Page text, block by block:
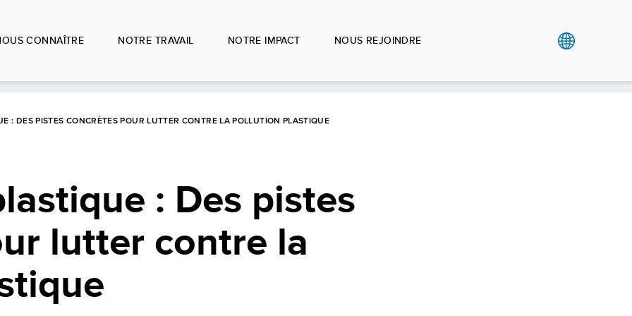
CONNAÎTRE NOTRE TRAVAIL NOTRE IMPACT NOUS REJOINDRE
: DES PISTES CONCRÈTES POUR LUTTER CONTRE LA POLLUTION PLASTIQUE
: Des pistes
lutter contre la